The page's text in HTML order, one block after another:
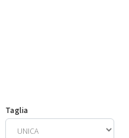
Taglia